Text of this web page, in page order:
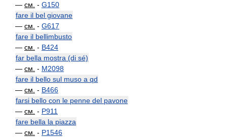
— см. - G150
fare il bel giovane
— см. - G617
fare il bellimbusto
— см. - B424
far bella mostra (di sé)
— см. - M2098
fare il bello sul muso a qd
— см. - B466
farsi bello con le penne del pavone
— см. - P911
fare bella la piazza
— см. - P1546